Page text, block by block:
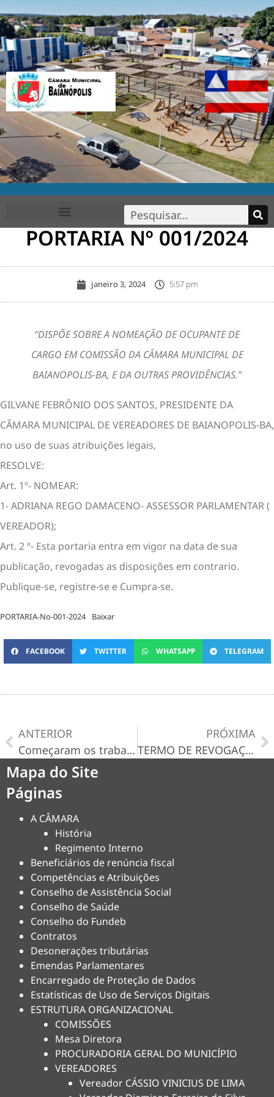
PORTARIA Nº 001/2024
janeiro 3, 2024 5:57 pm
“DISPÕE SOBRE A NOMEAÇÃO DE OCUPANTE DE
CARGO EM COMISSÃO DA CÂMARA MUNICIPAL DE
BAIANOPOLIS-BA, E DA OUTRAS PROVIDÊNCIAS.”
GILVANE FEBRÔNIO DOS SANTOS, PRESIDENTE DA
CÃMARA MUNICIPAL DE VEREADORES DE BAIANOPOLIS-BA,
no uso de suas atribuições legais,
RESOLVE:
Art. 1º- NOMEAR:
1- ADRIANA REGO DAMACENO- ASSESSOR PARLAMENTAR (
VEREADOR);
Art. 2 º- Esta portaria entra em vigor na data de sua
publicação, revogadas as disposições em contrario.
Publique-se, registre-se e Cumpra-se.
PORTARIA-No-001-2024 Baixar
FACEBOOK TWITTER WHATSAPP TELEGRAM
ANTERIOR
Começaram os trabalhos para pavimentação asfáltica na Comunidade de Boa Esperança graças à parceria entre Weube Febrônio, o Ex-Presidente da Câmara Netinho do Sinvaldo e o atuante Deputado Federal Arthur Maia
PRÓXIMA
TERMO DE REVOGAÇÃO – 1º TERMO ADITIVO DE PRORROGAÇÃO DE PRAZO AO CONTRATO Nº 010/2023
Mapa do Site
Páginas
A CÂMARA
História
Regimento Interno
Beneficiários de renúncia fiscal
Competências e Atribuições
Conselho de Assistência Social
Conselho de Saúde
Conselho do Fundeb
Contratos
Desonerações tributárias
Emendas Parlamentares
Encarregado de Proteção de Dados
Estatísticas de Uso de Serviços Digitais
ESTRUTURA ORGANIZACIONAL
COMISSÕES
Mesa Diretora
PROCURADORIA GERAL DO MUNICÍPIO
VEREADORES
Vereador CÁSSIO VINICIUS DE LIMA